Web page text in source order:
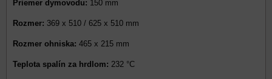
Priemer dymovodu: 150 mm
Rozmer: 369 x 510 / 625 x 510 mm
Rozmer ohniska: 465 x 215 mm
Teplota spalín za hrdlom: 232 °C